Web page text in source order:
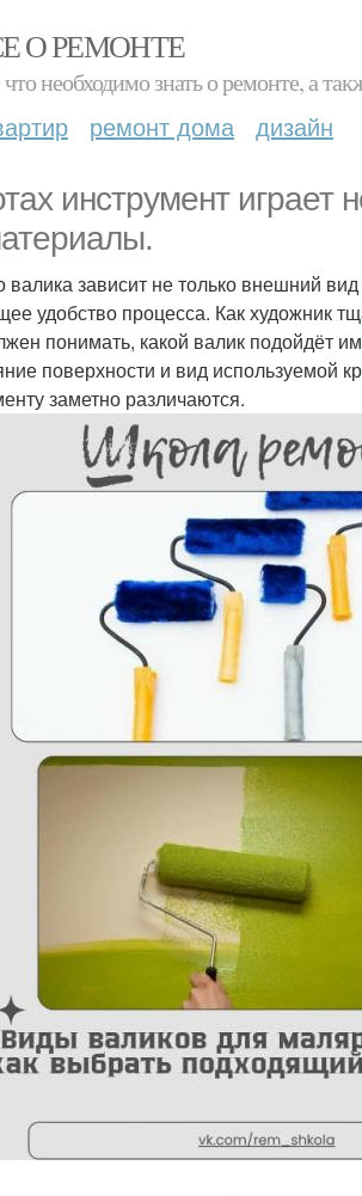
О РЕМОНТЕ
необходимо знать о ремонте, а
ремонт дома дизайн
инструмент
зависит не только внешний
удобство процесса. Как художник
понимать, какой валик подойдёт
поверхности и вид используемой
заметно различаются.